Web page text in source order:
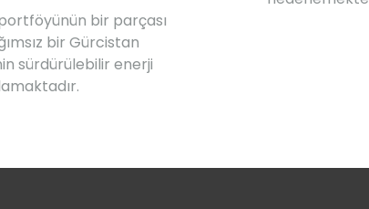
bir parçası
bir Gürcistan
sürdürülebilir enerji